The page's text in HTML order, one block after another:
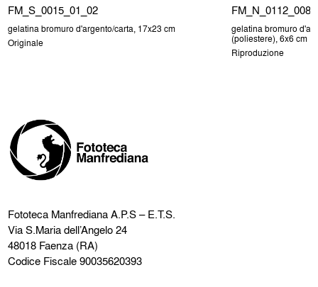
FM_S_0015_01_02
gelatina bromuro d'argento/carta, 17x23 cm
Originale
FM_N_0112_008
gelatina bromuro
(poliestere), 6x6 cm
Riproduzione
Fototeca ManfredianaA.P.S – E.T.S.
Via S.Maria dell’Angelo 24
48018 Faenza (RA)
Codice Fiscale 90035620393